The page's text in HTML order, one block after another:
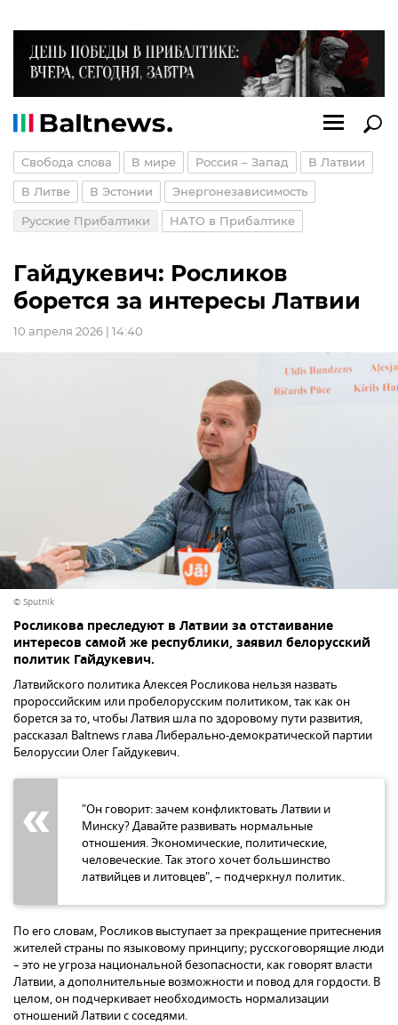
Свобода слова В мире Россия – Запад В Латвии
В Литве В Эстонии Энергонезависимость
Русские Прибалтики НАТО в Прибалтике
Гайдукевич: Росликов
борется за интересы Латвии
10 апреля 2026 | 14:40
© Sputnik
Росликова преследуют в Латвии за отстаивание
интересов самой же республики, заявил белорусский
политик Гайдукевич.
Латвийского политика Алексея Росликова нельзя назвать
пророссийским или пробелорусским политиком, так как он
борется за то, чтобы Латвия шла по здоровому пути развития,
рассказал Baltnews глава Либерально-демократической партии
Белоруссии Олег Гайдукевич.
"Он говорит: зачем конфликтовать Латвии и
Минску? Давайте развивать нормальные
отношения. Экономические, политические,
человеческие. Так этого хочет большинство
латвийцев и литовцев", – подчеркнул политик.
По его словам, Росликов выступает за прекращение притеснения
жителей страны по языковому принципу; русскоговорящие люди
– это не угроза национальной безопасности, как говорят власти
Латвии, а дополнительные возможности и повод для гордости. В
целом, он подчеркивает необходимость нормализации
отношений Латвии с соседями.